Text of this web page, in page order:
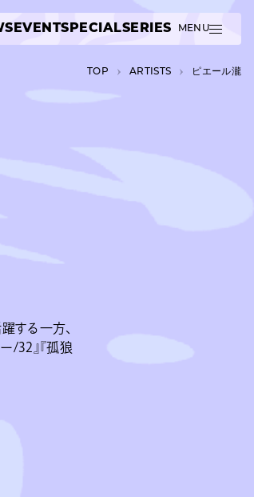
EVENTSPECIALSERIES MENU
TOP A­R­T­I­S­T­S ピエール瀧
する一方、
/32』『孤狼